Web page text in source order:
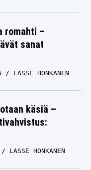
romahti –
sanat
LASSE HONKANEN
käsiä –
LASSE HONKANEN